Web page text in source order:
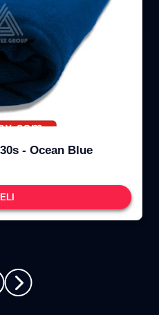
- Ocean Blue